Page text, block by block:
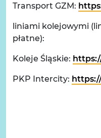
Transport GZM:
liniami kolejowymi
płatne):
Koleje Śląskie:
PKP Intercity: